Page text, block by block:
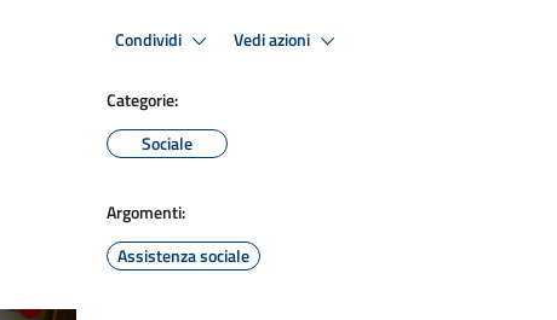
Condividi Vedi azioni
Categorie:
Sociale
Argomenti:
Assistenza sociale